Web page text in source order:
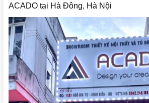
ACADO tại Hà Đông, Hà Nội